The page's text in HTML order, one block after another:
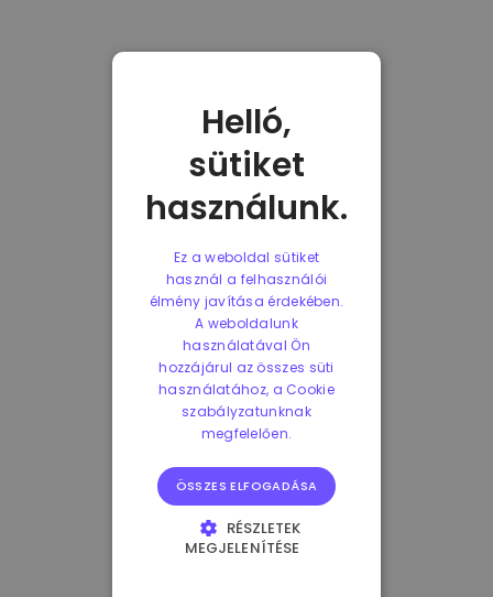
Helló,
sütiket
használunk.
Ez a weboldal sütiket
használ a felhasználói
élmény javítása érdekében.
A weboldalunk
használatával Ön
hozzájárul az összes süti
használatához, a Cookie
szabályzatunknak
megfelelően.
ÖSSZES ELFOGADÁSA
RÉSZLETEK
MEGJELENÍTÉSE